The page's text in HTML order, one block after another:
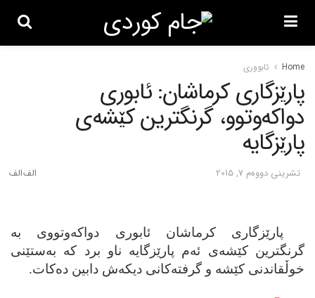
Home ئابووری
پارێزگاری کرماشان: ئابوری
دواکه‌وتوو، گرنگترین کێشه‌ی
پارێزگایه‌
تشرینی دووه‌م 7, 2015
پارێزگاری کرماشان ئابوری دواکه‌وتووی به‌
گرنگترین کێشه‌ی ئه‌م پارێزگایه‌ ناو برد که‌ به‌ستێنی
خوڵقاندنی کێشه‌ و گرفته‌کانی دیکه‌ش دابین ده‌کات.